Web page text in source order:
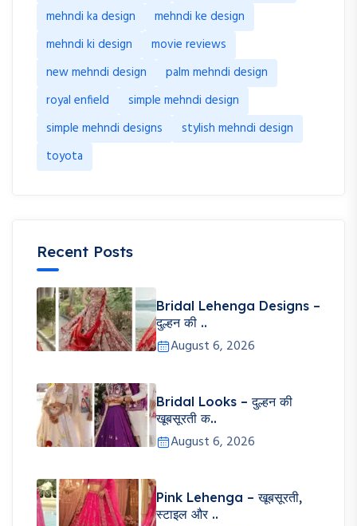
mehndi ka design
mehndi ke design
mehndi ki design
movie reviews
new mehndi design
palm mehndi design
royal enfield
simple mehndi design
simple mehndi designs
stylish mehndi design
toyota
Recent Posts
Bridal Lehenga Designs –
दुल्हन की ..
August 6, 2026
Bridal Looks – दुल्हन की
खूबसूरती क..
August 6, 2026
Pink Lehenga – खूबसूरती,
स्टाइल और ..